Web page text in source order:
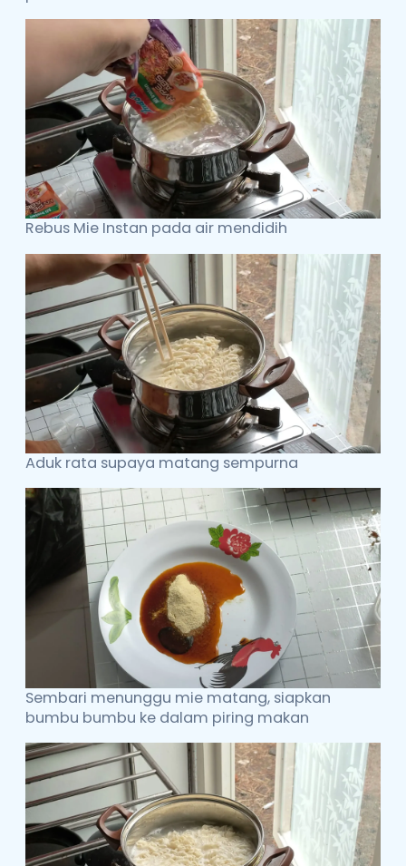
Rebus Mie Instan pada air mendidih
Aduk rata supaya matang sempurna
Sembari menunggu mie matang, siapkan
bumbu bumbu ke dalam piring makan